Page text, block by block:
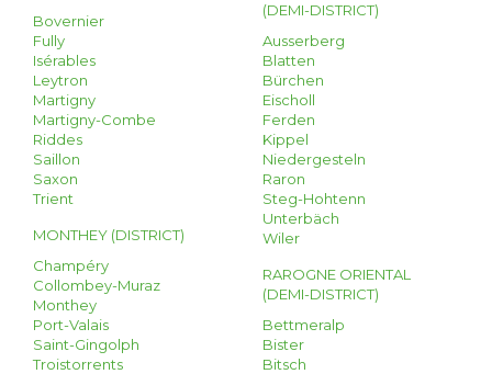
Bovernier
Fully
Isérables
Leytron
Martigny
Martigny-Combe
Riddes
Saillon
Saxon
Trient
MONTHEY (DISTRICT)
Champéry
Collombey-Muraz
Monthey
Port-Valais
Saint-Gingolph
Troistorrents
(DEMI-DISTRICT)
Ausserberg
Blatten
Bürchen
Eischoll
Ferden
Kippel
Niedergesteln
Raron
Steg-Hohtenn
Unterbäch
Wiler
RAROGNE ORIENTAL
(DEMI-DISTRICT)
Bettmeralp
Bister
Bitsch